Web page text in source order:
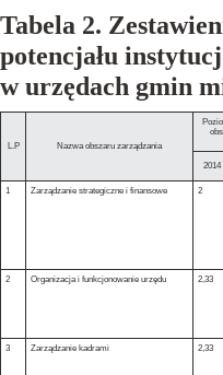
Tabela 2.
potencjału
w urzędach gmin
L.P Nazwa obszaru zarządzania
2014
1 Zarządzanie strategiczne i finansowe 2
2
Organizacja i funkcjonowanie urzędu 2,33
3
Zarządzanie kadrami 2,33